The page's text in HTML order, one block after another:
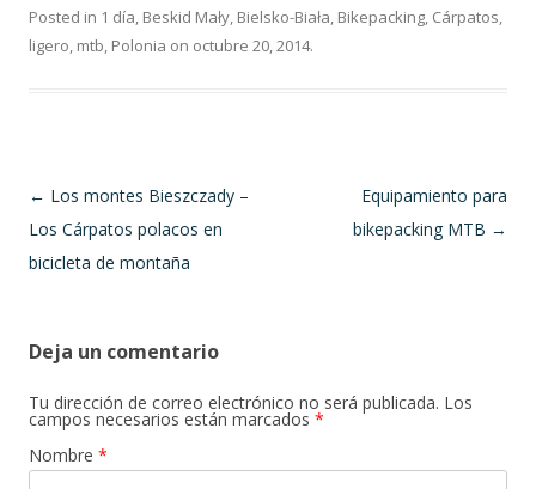
Posted in 1 día, Beskid Mały, Bielsko-Biała, Bikepacking, Cárpatos,
ligero, mtb, Polonia on octubre 20, 2014.
Post navigation
← Los montes Bieszczady –
Los Cárpatos polacos en
bicicleta de montaña
Equipamiento para
bikepacking MTB →
Deja un comentario
Tu dirección de correo electrónico no será publicada. Los
campos necesarios están marcados *
Nombre *